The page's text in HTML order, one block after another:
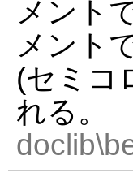
メント
メント
(セミコ
れる。